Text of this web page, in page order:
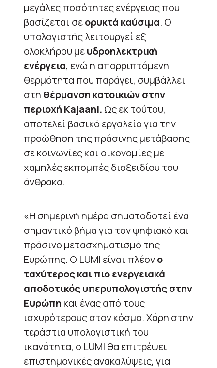
μεγάλες ποσότητες ενέργειας που
βασίζεται σεορυκτά καύσιμα. Ο
υπολογιστής λειτουργεί εξ
ολοκλήρου μευδροηλεκτρική
ενέργεια, ενώ η απορριπτόμενη
θερμότητα που παράγει, συμβάλλει
στη θέρμανση κατοικιών στην
περιοχή Kajaani. Ως εκ τούτου,
αποτελεί βασικό εργαλείο για την
προώθηση της πράσινης μετάβασης
σε κοινωνίες και οικονομίες με
χαμηλές εκπομπές διοξειδίου του
άνθρακα.
«Η σημερινή ημέρα σηματοδοτεί ένα
σημαντικό βήμα για τον ψηφιακό και
πράσινο μετασχηματισμό της
Ευρώπης. Ο LUMI είναι πλέονο
ταχύτερος και πιο ενεργειακά
αποδοτικός υπερυπολογιστής στην
Ευρώπη και ένας από τους
ισχυρότερους στον κόσμο. Χάρη στην
τεράστια υπολογιστική του
ικανότητα, ο LUMI θα επιτρέψει
επιστημονικές ανακαλύψεις, για